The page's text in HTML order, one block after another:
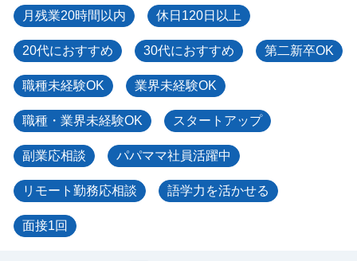
月残業20時間以内 休日120日以上
20代におすすめ 30代におすすめ 第二新卒OK
職種未経験OK 業界未経験OK
職種・業界未経験OK スタートアップ
副業応相談 パパママ社員活躍中
リモート勤務応相談 語学力を活かせる
面接1回